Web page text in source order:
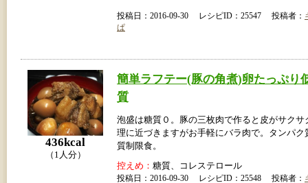
投稿日：2016-09-30 レシピID：25547 投稿者：
ぱ
436kcal
（1人分）
簡単ラフテー(豚の角煮)卵たっぷり
質
泡盛は糖質０。豚の三枚肉で作ると皮がサクサ
理に近づきますがお手軽にバラ肉で。タンパク
質制限食。
控えめ： 糖質、コレステロール
投稿日：2016-09-30 レシピID：25548 投稿者：